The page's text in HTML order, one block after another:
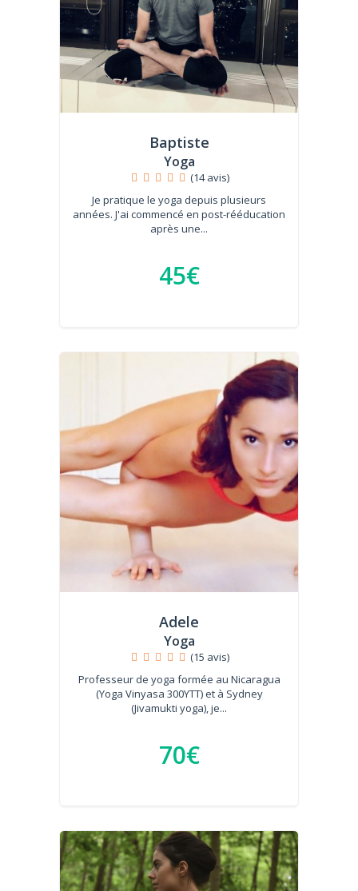
Baptiste
Yoga
(14 avis)
Je pratique le yoga depuis plusieurs
années. J'ai commencé en post-rééducation
après une...
45€
Adele
Yoga
(15 avis)
Professeur de yoga formée au Nicaragua
(Yoga Vinyasa 300YTT) et à Sydney
(Jivamukti yoga), je...
70€